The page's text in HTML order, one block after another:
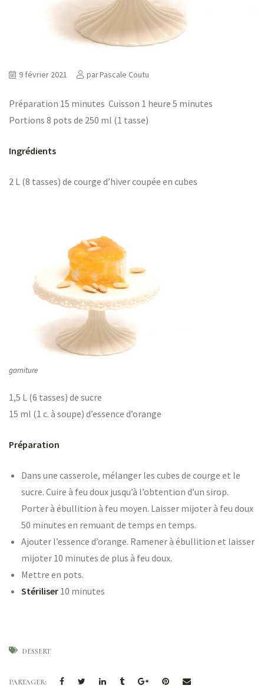
9 février 2021 parPascale Coutu
Préparation 15 minutes Cuisson 1 heure 5 minutes
Portions 8 pots de 250 ml (1 tasse)
Ingrédients
2 L (8 tasses) de courge d’hiver coupée en cubes
garniture
1,5 L (6 tasses) de sucre
15 ml (1 c. à soupe) d’essence d’orange
Préparation
Dans une casserole, mélanger les cubes de courge et le
sucre. Cuire à feu doux jusqu’à l’obtention d’un sirop.
Porter à ébullition à feu moyen. Laisser mijoter à feu doux
50 minutes en remuant de temps en temps.
Ajouter l’essence d’orange. Ramener à ébullition et laisser
mijoter 10 minutes de plus à feu doux.
Mettre en pots.
Stériliser 10 minutes
DESSERT
PARTAGER: